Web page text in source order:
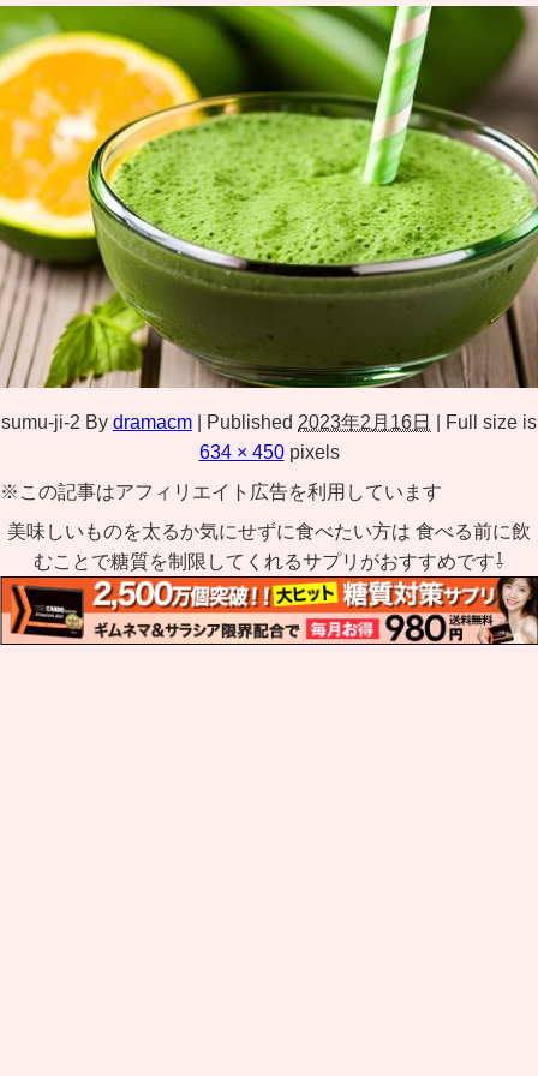
sumu-ji-2 By dramacm Published 2023年2月16日
Full size is
634 × 450pixels
※この記事はアフィリエイト広告を利用しています
美味しいものを太るか気にせずに食べたい方は 食べる前に飲
むことで糖質を制限してくれるサプリがおすすめです⇩